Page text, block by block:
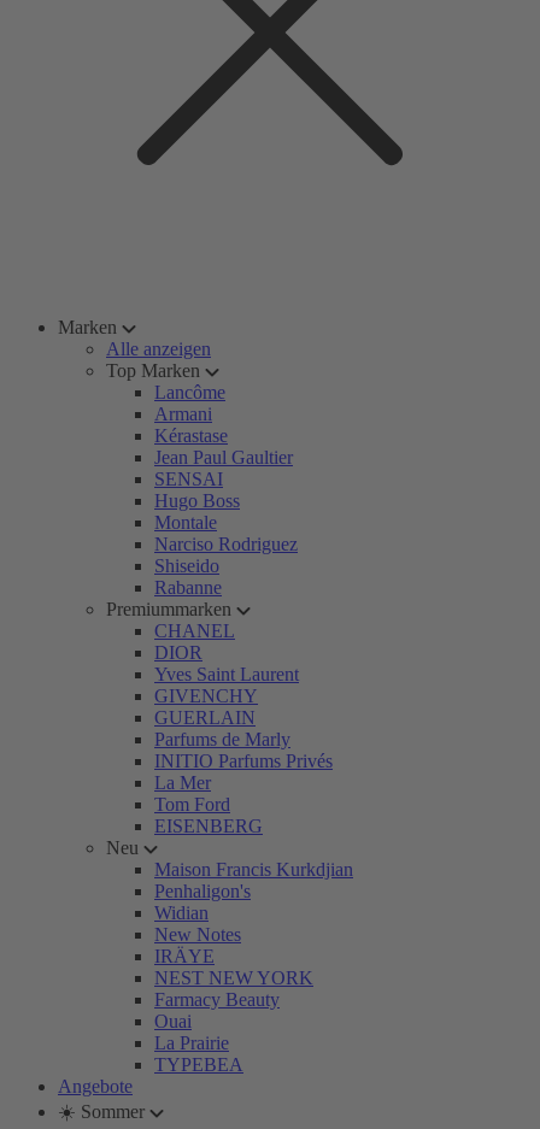
Marken
Alle anzeigen
Top Marken
Lancôme
Armani
Kérastase
Jean Paul Gaultier
SENSAI
Hugo Boss
Montale
Narciso Rodriguez
Shiseido
Rabanne
Premiummarken
CHANEL
DIOR
Yves Saint Laurent
GIVENCHY
GUERLAIN
Parfums de Marly
INITIO Parfums Privés
La Mer
Tom Ford
EISENBERG
Neu
Maison Francis Kurkdjian
Penhaligon's
Widian
New Notes
IRÄYE
NEST NEW YORK
Farmacy Beauty
Ouai
La Prairie
TYPEBEA
Angebote
☀️ Sommer